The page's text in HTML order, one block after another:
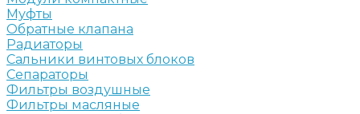
Муфты
Обратные клапана
Радиаторы
Сальники винтовых блоков
Сепараторы
Фильтры воздушные
Фильтры масляные